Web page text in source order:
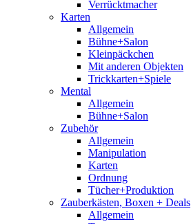
Verrücktmacher
Karten
Allgemein
Bühne+Salon
Kleinpäckchen
Mit anderen Objekten
Trickkarten+Spiele
Mental
Allgemein
Bühne+Salon
Zubehör
Allgemein
Manipulation
Karten
Ordnung
Tücher+Produktion
Zauberkästen, Boxen + Deals
Allgemein